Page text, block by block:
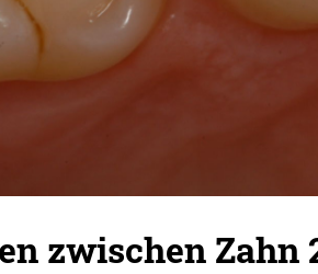
zwischen Zahn